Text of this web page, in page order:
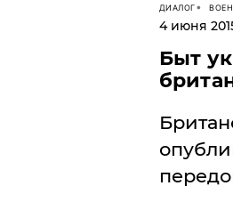
ДИАЛОГ
4 июня
Быт